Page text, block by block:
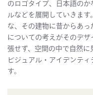
のロゴタイプ、日本語の
ルなどを展開していきま
な、その建物に昔からあ
についての考えがそのデ
張せず、空間の中で自然
ビジュアル・アイデンテ
す。